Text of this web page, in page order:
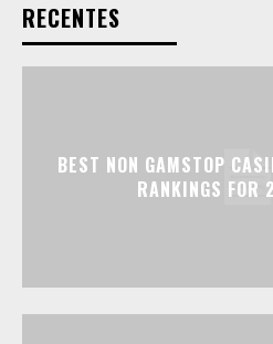
RECENTES
BEST NON GAMSTOP
RANKINGS